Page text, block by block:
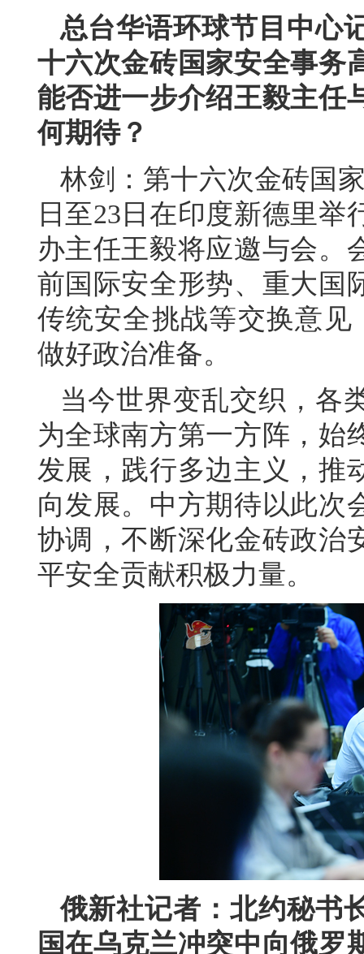
总台华语环球节目中心
十六次金砖国家安全事务
能否进一步介绍王毅主任
何期待？
林剑：第十六次金砖国
日至23日在印度新德里
办主任王毅将应邀与会。
前国际安全形势、重大国
传统安全挑战等交换意
做好政治准备。
当今世界变乱交织，各
为全球南方第一方阵，始
发展，践行多边主义，推
向发展。中方期待以此次
协调，不断深化金砖政治
平安全贡献积极力量。
俄新社记者：北约秘书
国在乌克兰冲突中向俄罗